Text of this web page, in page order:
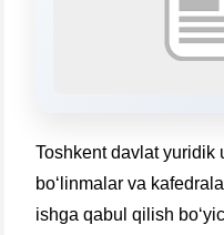
Toshkent davlat yuridik
bo‘linmalar va
ishga qabul qilish
1. Hujjatlar (bakalavr) (5)
3. Suhbat (bakalavr) (8)